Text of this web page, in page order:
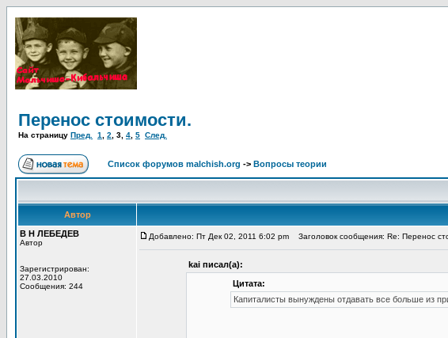
Перенос стоимости.
На страницу Пред. 1 2 3 4 5 След.
Список форумов malchish.org -> Вопросы теории
Автор
В Н ЛЕБЕДЕВ
Автор
Зарегистрирован:
27.03.2010
Сообщения: 244
Добавлено: Пт Дек 02, 2011 6:02 pm Заголовок сообщения: Re: Перенос
kai писал(а):
Цитата:
Капиталисты вынуждены отдавать все больше из